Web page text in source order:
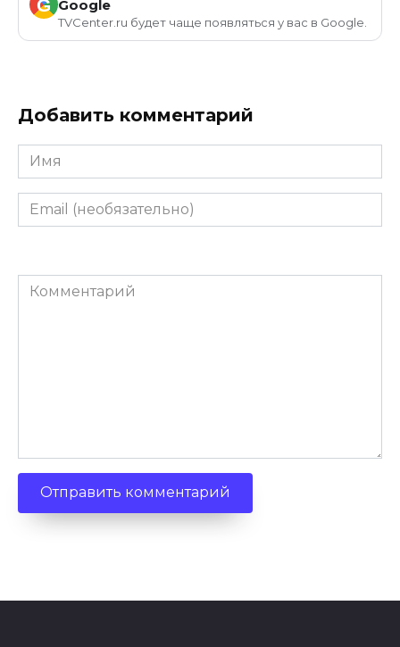
G Google
TVCenter.ru будет чаще появляться у вас в Google.
Добавить комментарий
Имя
Email
(необязательно)
Комментарий